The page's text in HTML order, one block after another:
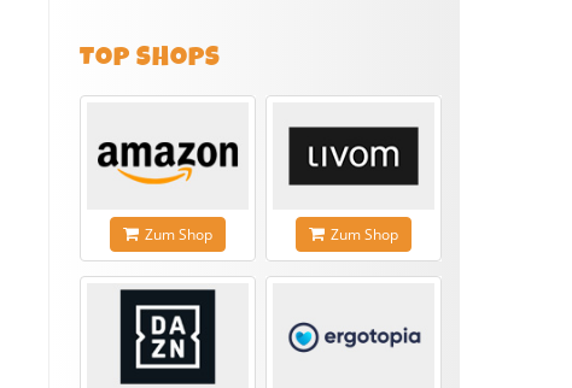
TOP SHOPS
Zum Shop Zum Shop